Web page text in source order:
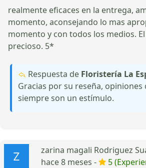
realmente eficaces en la entrega,
momento, aconsejando lo mas
momento y con todos los medios.
precioso. 5*
Respuesta de Floristería La
Gracias por su reseña, opiniones
siempre son un estímulo.
zarina magali Rodriguez
hace 8 meses -
5